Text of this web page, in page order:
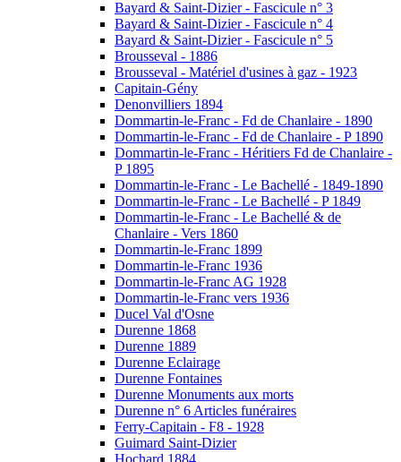
Bayard & Saint-Dizier - Fascicule n° 3
Bayard & Saint-Dizier - Fascicule n° 4
Bayard & Saint-Dizier - Fascicule n° 5
Brousseval - 1886
Brousseval - Matériel d'usines à gaz - 1923
Capitain-Gény
Denonvilliers 1894
Dommartin-le-Franc - Fd de Chanlaire - 1890
Dommartin-le-Franc - Fd de Chanlaire - P 1890
Dommartin-le-Franc - Héritiers Fd de Chanlaire -
P 1895
Dommartin-le-Franc - Le Bachellé - 1849-1890
Dommartin-le-Franc - Le Bachellé - P 1849
Dommartin-le-Franc - Le Bachellé & de
Chanlaire - Vers 1860
Dommartin-le-Franc 1899
Dommartin-le-Franc 1936
Dommartin-le-Franc AG 1928
Dommartin-le-Franc vers 1936
Ducel Val d'Osne
Durenne 1868
Durenne 1889
Durenne Eclairage
Durenne Fontaines
Durenne Monuments aux morts
Durenne n° 6 Articles funéraires
Ferry-Capitain - F8 - 1928
Guimard Saint-Dizier